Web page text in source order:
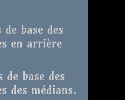
base des
en arrière
base des
des médians.